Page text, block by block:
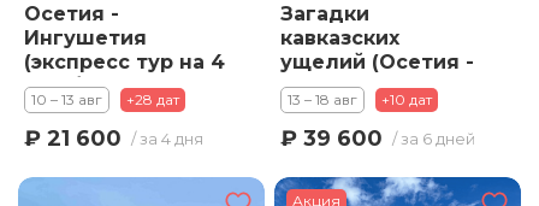
Осетия -
Ингушетия
(экспресс тур на 4
дня / 3 ночи)
10 – 13 авг +28 дат
₽ 21 600 / за 4 дня
Загадки
кавказских
ущелий (Осетия -
Ингушетия) - 6
дней / 5 ночей
13 – 18 авг +10 дат
₽ 39 600 / за 6 дней
Акция